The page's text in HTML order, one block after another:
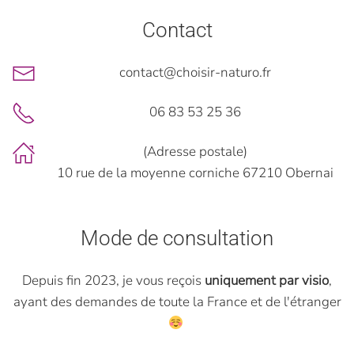
Contact
contact@choisir-naturo.fr
06 83 53 25 36
(Adresse postale)
10 rue de la moyenne corniche 67210 Obernai
Mode de consultation
Depuis fin 2023, je vous reçois uniquement par visio,
ayant des demandes de toute la France et de l'étranger